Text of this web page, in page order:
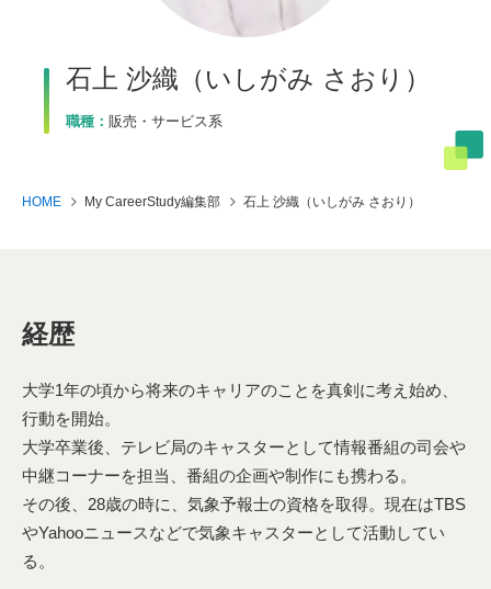
石上 沙織（いしがみ さおり）
職種： 販売・サービス系
HOME My CareerStudy編集部 石上 沙織（いしがみ さおり）
経歴
大学1年の頃から将来のキャリアのことを真剣に考え始め、
行動を開始。
大学卒業後、テレビ局のキャスターとして情報番組の司会や
中継コーナーを担当、番組の企画や制作にも携わる。
その後、28歳の時に、気象予報士の資格を取得。現在はTBS
やYahooニュースなどで気象キャスターとして活動してい
る。